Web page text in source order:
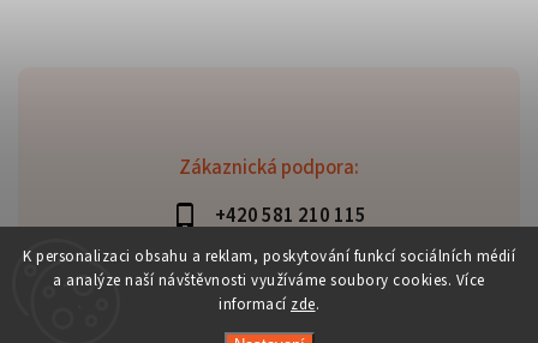
K personalizaci obsahu a reklam, poskytování funkcí sociálních médií
a analýze naší návštěvnosti využíváme soubory cookies. Více
informací zde.
Zákaznická podpora:
+420 581 210 115
info@davaztechnik.cz